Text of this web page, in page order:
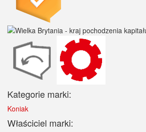
Kategorie marki:
Koniak
Właściciel marki: